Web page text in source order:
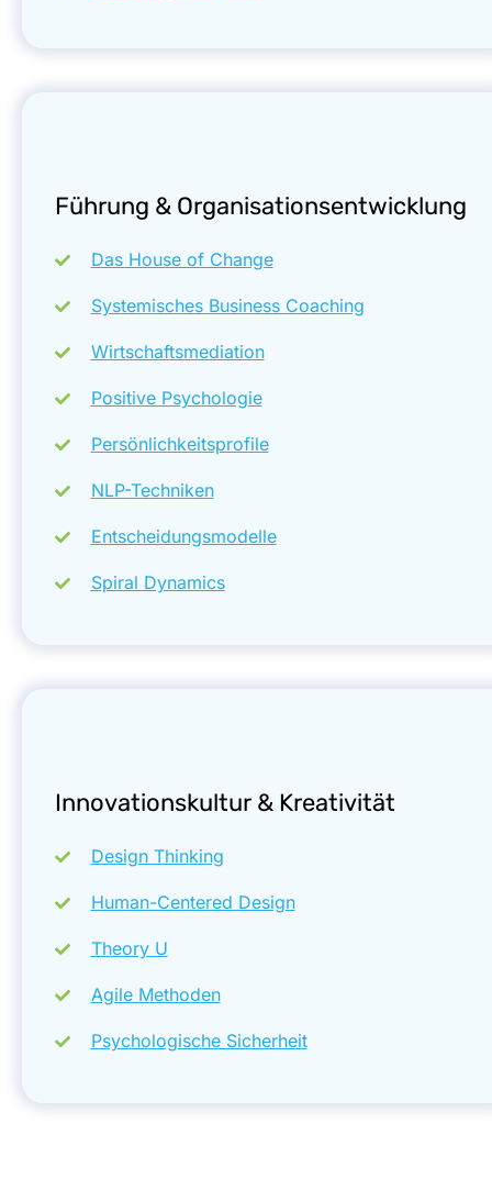
Führung & Organisationsentwicklung
Das House of Change
Systemisches Business Coaching
Wirtschaftsmediation
Positive Psychologie
Persönlichkeitsprofile
NLP-Techniken
Entscheidungsmodelle
Spiral Dynamics
Innovationskultur & Kreativität
Design Thinking
Human-Centered Design
Theory U
Agile Methoden
Psychologische Sicherheit